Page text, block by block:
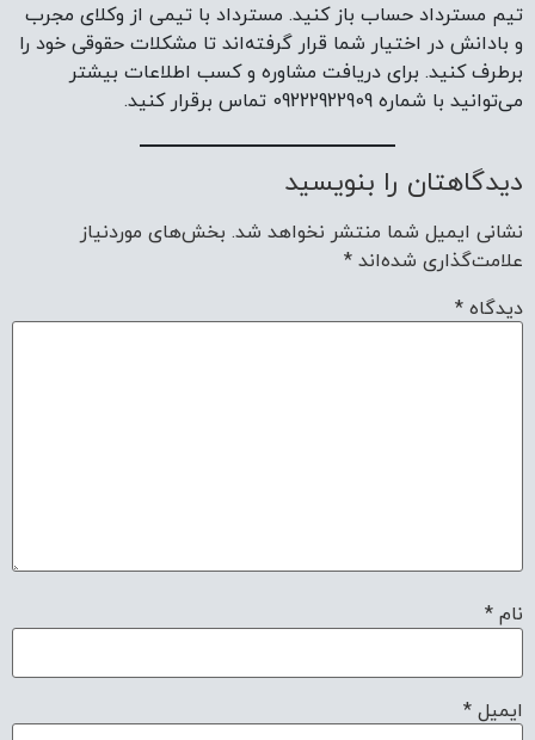
تیم مسترداد حساب باز کنید. مسترداد با تیمی از وکلای مجرب
و بادانش در اختیار شما قرار گرفته‌اند تا مشکلات حقوقی خود را
برطرف کنید. برای دریافت مشاوره و کسب اطلاعات بیشتر
می‌توانید با شماره 09222922909 تماس برقرار کنید.
دیدگاهتان را بنویسید
نشانی ایمیل شما منتشر نخواهد شد. بخش‌های موردنیاز
علامت‌گذاری شده‌اند *
دیدگاه *
نام *
ایمیل *